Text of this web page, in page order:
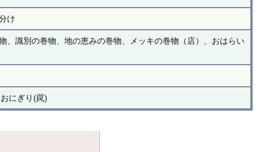
け
識別の巻物、地の恵みの巻物、メッキの巻物（店）、おはらい
にぎり(罠)